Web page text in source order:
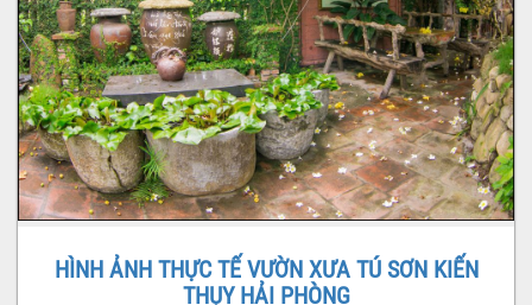
HÌNH ẢNH THỰC TẾ VƯỜN XƯA TÚ SƠN KIẾN
THỤY HẢI PHÒNG